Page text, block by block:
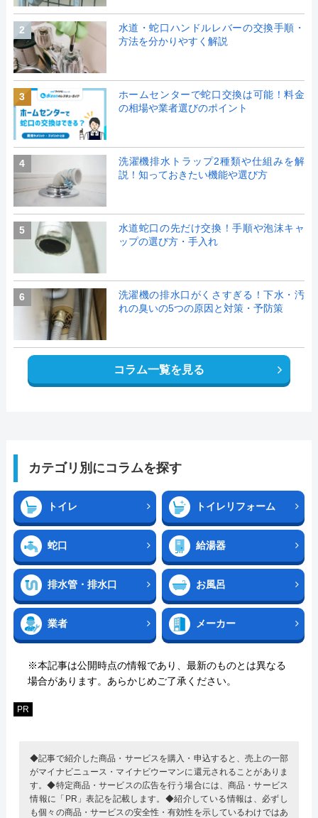
2
水道・蛇口ハンドルレバーの交換手順・
方法を分かりやすく解説
3
ホームセンターで蛇口交換は可能！料金
の相場や業者選びのポイント
4
洗濯機排水トラップ2種類や仕組みを解
説！知っておきたい機能や選び方
5
水道蛇口の先だけ交換！手順や泡沫キャ
ップの選び方・手入れ
6
洗濯機の排水口がくさすぎる！下水・汚
れの臭いの5つの原因と対策・予防策
コラム一覧を見る
カテゴリ別にコラムを探す
トイレ トイレリフォーム
蛇口 給湯器
排水管・排水口 お風呂
業者 メーカー
※本記事は公開時点の情報であり、最新のものとは異なる
場合があります。あらかじめご了承ください。
PR
◆記事で紹介した商品・サービスを購入・申込すると、売上の一部
がマイナビニュース・マイナビウーマンに還元されることがありま
す。◆特定商品・サービスの広告を行う場合には、商品・サービス
情報に「PR」表記を記載します。◆紹介している情報は、必ずし
も個々の商品・サービスの安全性・有効性を示しているわけではあ